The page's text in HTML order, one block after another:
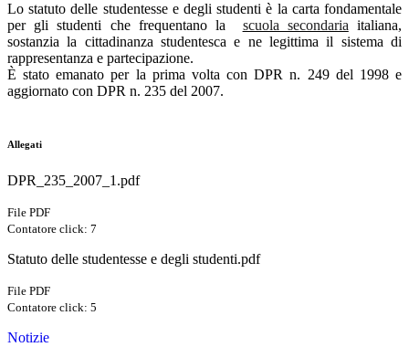
Lo statuto delle studentesse e degli studenti è la carta fondamentale
per gli studenti che frequentano la scuola secondaria italiana,
sostanzia la cittadinanza studentesca e ne legittima il sistema di
rappresentanza e partecipazione.
È stato emanato per la prima volta con DPR n. 249 del 1998 e
aggiornato con DPR n. 235 del 2007.
Allegati
DPR_235_2007_1.pdf
File PDF
Contatore click: 7
Statuto delle studentesse e degli studenti.pdf
File PDF
Contatore click: 5
Notizie